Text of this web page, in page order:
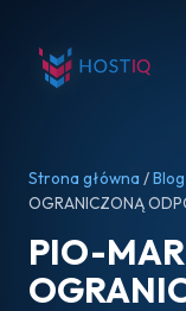
Strona główna /Blog
OGRANICZONĄ
PIO-